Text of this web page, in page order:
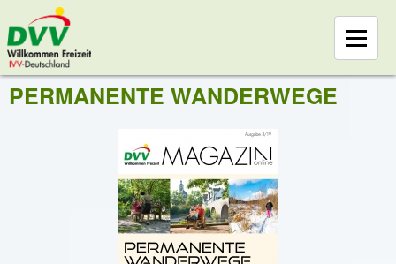
PERMANENTE WANDERWEGE